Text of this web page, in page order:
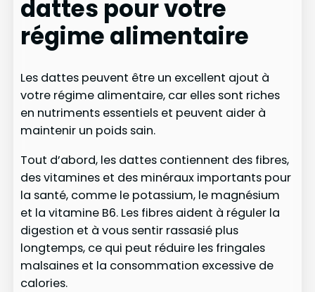
dattes pour votre
régime alimentaire
Les dattes peuvent être un excellent ajout à
votre régime alimentaire, car elles sont riches
en nutriments essentiels et peuvent aider à
maintenir un poids sain.
Tout d’abord, les dattes contiennent des fibres,
des vitamines et des minéraux importants pour
la santé, comme le potassium, le magnésium
et la vitamine B6. Les fibres aident à réguler la
digestion et à vous sentir rassasié plus
longtemps, ce qui peut réduire les fringales
malsaines et la consommation excessive de
calories.